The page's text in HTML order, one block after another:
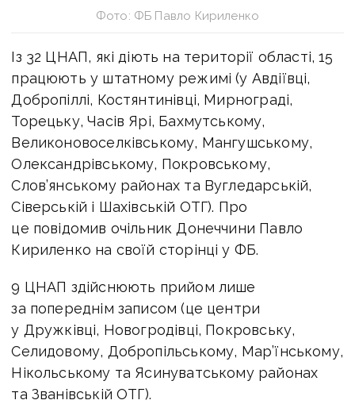
Фото: ФБ Павло Кириленко
Із 32 ЦНАП, які діють на території області, 15
працюють у штатному режимі (у Авдіївці,
Добропіллі, Костянтинівці, Мирнограді,
Торецьку, Часів Ярі, Бахмутському,
Великоновоселківському, Мангушському,
Олександрівському, Покровському,
Слов’янському районах та Вугледарській,
Сіверській і Шахівській ОТГ). Про
це повідомив очільник Донеччини Павло
Кириленко на своїй сторінці у ФБ.
9 ЦНАП здійснюють прийом лише
за попереднім записом (це центри
у Дружківці, Новогродівці, Покровську,
Селидовому, Добропільському, Мар’їнському,
Нікольському та Ясинуватському районах
та Званівській ОТГ).